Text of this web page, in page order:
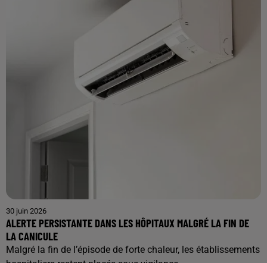
30 juin 2026
ALERTE PERSISTANTE DANS LES HÔPITAUX MALGRÉ LA FIN DE
LA CANICULE
Malgré la fin de l’épisode de forte chaleur, les établissements